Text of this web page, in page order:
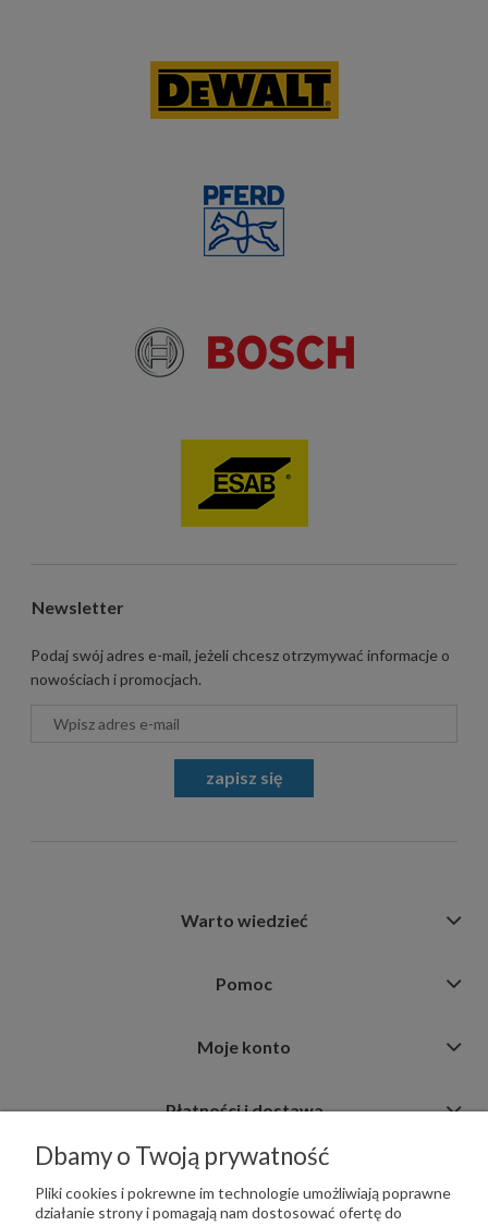
Newsletter
Podaj swój adres e-mail, jeżeli chcesz otrzymywać informacje o
nowościach i promocjach.
zapisz się
Warto wiedzieć
Pomoc
Moje konto
Płatności i dostawa
Informacje
Dbamy o Twoją prywatność
Pliki cookies i pokrewne im technologie umożliwiają poprawne
działanie strony i pomagają nam dostosować ofertę do